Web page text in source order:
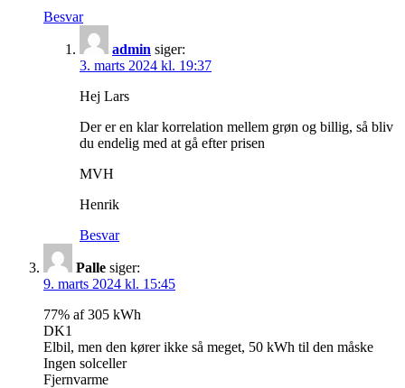
Besvar
admin siger:
3. marts 2024 kl. 19:37
Hej Lars
Der er en klar korrelation mellem grøn og billig, så bliv
du endelig med at gå efter prisen
MVH
Henrik
Besvar
Palle siger:
9. marts 2024 kl. 15:45
77% af 305 kWh
DK1
Elbil, men den kører ikke så meget, 50 kWh til den måske
Ingen solceller
Fjernvarme